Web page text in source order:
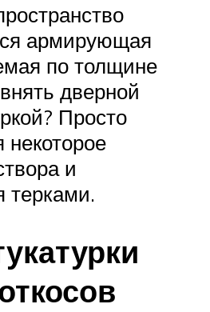
армирующая
по толщине
дверной
Просто
некоторое
и
терками.